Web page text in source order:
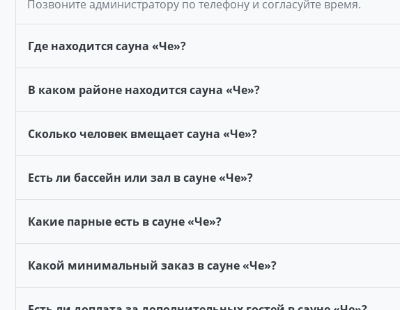
Позвоните администратору по телефону и согласуйте время.
Где находится сауна «Че»?
В каком районе находится сауна «Че»?
Сколько человек вмещает сауна «Че»?
Есть ли бассейн или зал в сауне «Че»?
Какие парные есть в сауне «Че»?
Какой минимальный заказ в сауне «Че»?